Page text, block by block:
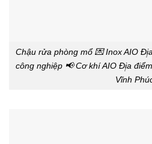
Chậu rửa phòng mổ 💌 Inox AIO
công nghiệp 📢 Cơ khí AIO Đị̣a
Vĩnh